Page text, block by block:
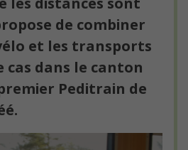
de combiner
et les transports
cas dans le canton
Peditrain de